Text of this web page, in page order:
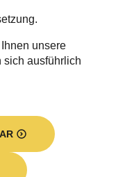
unsere
sich ausführlich